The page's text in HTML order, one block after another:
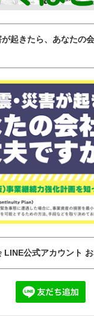
起きたら、あなたの
LINE公式アカウント